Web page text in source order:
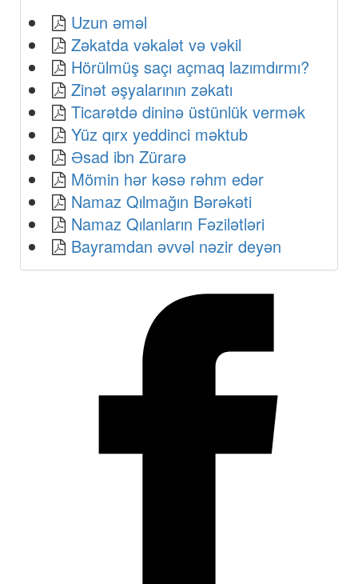
Uzun əməl
Zəkatda vəkalət və vəkil
Hörülmüş saçı açmaq lazımdırmı?
Zinət əşyalarının zəkatı
Ticarətdə dininə üstünlük vermək
Yüz qırx yeddinci məktub
Əsad ibn Zürarə
Mömin hər kəsə rəhm edər
Namaz Qılmağın Bərəkəti
Namaz Qılanların Fəzilətləri
Bayramdan əvvəl nəzir deyən